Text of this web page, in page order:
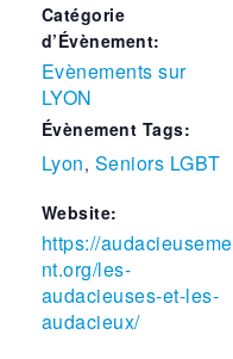
Catégorie
d’Évènement:
Evènements sur
LYON
Évènement Tags:
Lyon, Seniors LGBT
Website:
https://audacieuseme
nt.org/les-
audacieuses-et-les-
audacieux/